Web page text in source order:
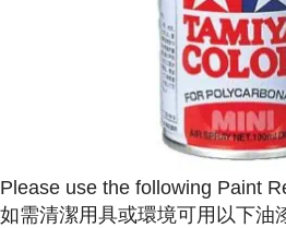
Please use the following Paint
如需清潔用具或環境可用以下油